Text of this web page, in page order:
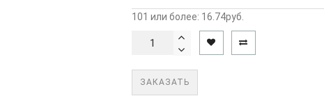
101 или более: 16.74руб.
ЗАКАЗАТЬ